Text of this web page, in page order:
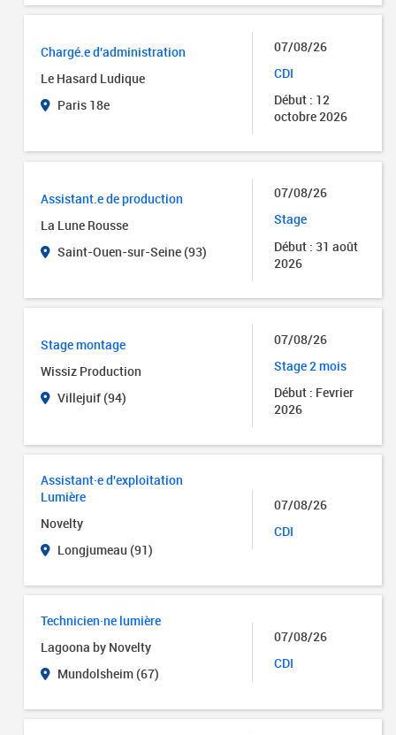
Chargé.e d'administration
Le Hasard Ludique
Paris 18e
07/08/26
CDI
Début : 12
octobre 2026
Assistant.e de production
La Lune Rousse
Saint-Ouen-sur-Seine (93)
07/08/26
Stage
Début : 31 août
2026
Stage montage
Wissiz Production
Villejuif (94)
07/08/26
Stage 2 mois
Début : Fevrier
2026
Assistant·e d'exploitation
Lumière
Novelty
Longjumeau (91)
07/08/26
CDI
Technicien·ne lumière
Lagoona by Novelty
Mundolsheim (67)
07/08/26
CDI